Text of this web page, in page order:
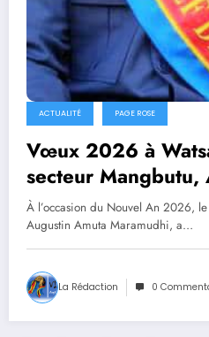
ACTUALITÉ PAGE ROSE
Vœux 2026 à
secteur Mangbutu,
Maramudhi, prône
fraternité et
À l’occasion du Nouvel An 2026,
Augustin Amuta Maramudhi, a…
La Rédaction 0